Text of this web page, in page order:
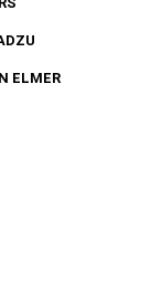
ELMER